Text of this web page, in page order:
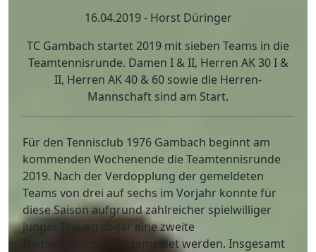
16.04.2019 - Horst Düringer
TC Gambach startet 2019 mit sieben Teams in die
Teamtennisrunde. Damen I & II, Herren AK 30 I &
II, Herren AK 40 & 60 sowie die Herren-
Mannschaft sind am Start.
Für den Tennisclub 1976 Gambach beginnt am
kommenden Wochenende die Teamtennisrunde
2019. Nach der Verdopplung der gemeldeten
Teams von drei auf sechs im Vorjahr konnte für
diese Saison aufgrund zahlreicher spielwilliger
junger Frauen sogar eine zweite
Damenmannschaft gemeldet werden. Insgesamt